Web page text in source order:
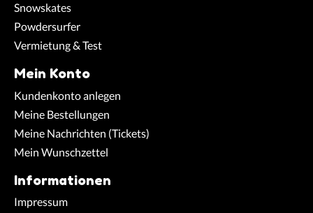
Snowskates
Powdersurfer
Vermietung & Test
Mein Konto
Kundenkonto anlegen
Meine Bestellungen
Meine Nachrichten (Tickets)
Mein Wunschzettel
Informationen
Impressum